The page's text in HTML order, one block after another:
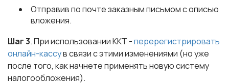
Отправив по почте заказным письмом с описью
вложения.
Шаг 3. При использовании ККТ -перерегистрировать
онлайн-кассув связи с этими изменениями (но уже
после того, как начнете применять новую систему
налогообложения).